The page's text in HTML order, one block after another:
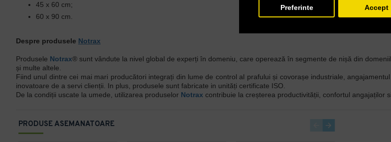
Preferinte Accept
PRODUSE ASEMANATOARE
45 x 60 cm;
60 x 90 cm.
Despre produsele Notrax
Produsele Notrax® sunt vândute la nivel global de experți în domeniu, care operează în segmente de nișă din
și multe altele.
Fiind unul dintre cei mai mari producători integrați din lume de control al prafului și covorașe industriale, angajamentul
inovatoare de a servi clienții. In plus, produsele sunt fabricate in unități certificate ISO.
De la condiții uscate la umede, utilizarea produselor Notrax contribuie la creșterea productivității, confortul angajaților